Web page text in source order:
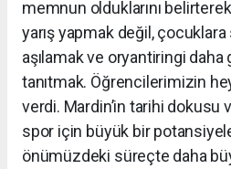
memnun olduklarını
yarış yapmak değil,
aşılamak ve oryantiringi
tanıtmak. Öğrencilerimizin
verdi. Mardin’in tarihi dokusu
spor için büyük bir
önümüzdeki süreçte daha